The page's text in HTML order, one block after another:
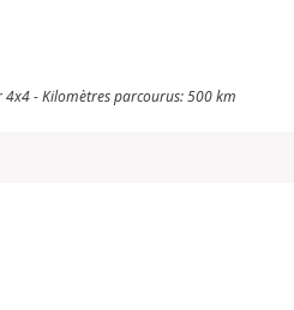
- Kilomètres parcourus: 500 km